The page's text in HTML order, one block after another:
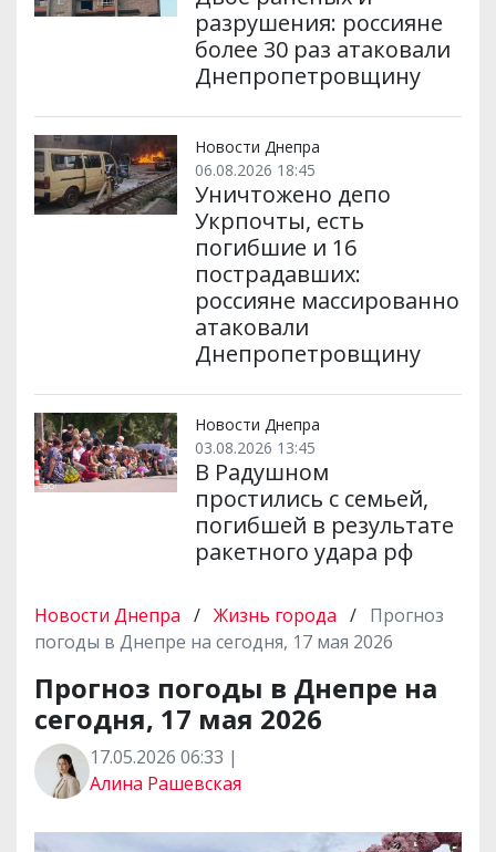
разрушения: россияне
более 30 раз атаковали
Днепропетровщину
Новости Днепра
06.08.2026 18:45
Уничтожено депо
Укрпочты, есть
погибшие и 16
пострадавших:
россияне массированно
атаковали
Днепропетровщину
Новости Днепра
03.08.2026 13:45
В Радушном
простились с семьей,
погибшей в результате
ракетного удара рф
Новости Днепра / Жизнь города / Прогноз
погоды в Днепре на сегодня, 17 мая 2026
Прогноз погоды в Днепре на
сегодня, 17 мая 2026
17.05.2026 06:33 |
Алина Рашевская